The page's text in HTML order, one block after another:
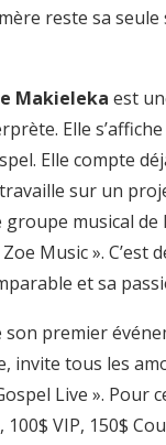
mère reste sa
Makieleka est
Elle
Elle compte
sur un
musical de
Music ».
et sa
premier
invite tous les
Live ».
VIP, 150$